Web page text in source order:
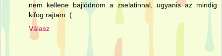
nem kellene bajlódnom a zselatinnal, ugyanis az mindig
kifog rajtam :(
Válasz